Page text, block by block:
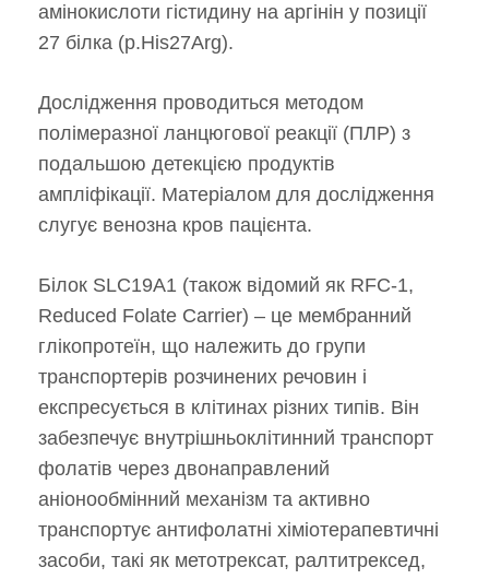
амінокислоти гістидину на аргінін у позиції
27 білка (p.His27Arg).
Дослідження проводиться методом
полімеразної ланцюгової реакції (ПЛР) з
подальшою детекцією продуктів
ампліфікації. Матеріалом для дослідження
слугує венозна кров пацієнта.
Білок SLC19A1 (також відомий як RFC-1,
Reduced Folate Carrier) – це мембранний
глікопротеїн, що належить до групи
транспортерів розчинених речовин і
експресується в клітинах різних типів. Він
забезпечує внутрішньоклітинний транспорт
фолатів через двонаправлений
аніонообмінний механізм та активно
транспортує антифолатні хіміотерапевтичні
засоби, такі як метотрексат, ралтитрексед,